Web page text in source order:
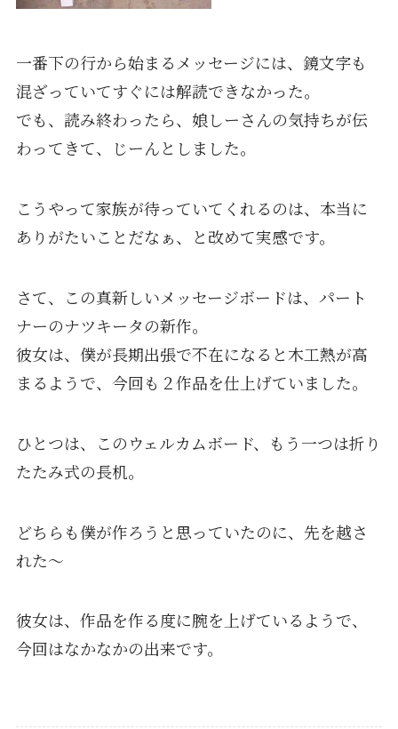
一番下の行から始まるメッセージには、鏡文字も
混ざっていてすぐには解読できなかった。
でも、読み終わったら、娘しーさんの気持ちが伝
わってきて、じーんとしました。
こうやって家族が待っていてくれるのは、本当に
ありがたいことだなぁ、と改めて実感です。
さて、この真新しいメッセージボードは、パート
ナーのナツキータの新作。
彼女は、僕が長期出張で不在になると木工熱が高
まるようで、今回も２作品を仕上げていました。
ひとつは、このウェルカムボード、もう一つは折り
たたみ式の長机。
どちらも僕が作ろうと思っていたのに、先を越さ
れた～
彼女は、作品を作る度に腕を上げているようで、
今回はなかなかの出来です。